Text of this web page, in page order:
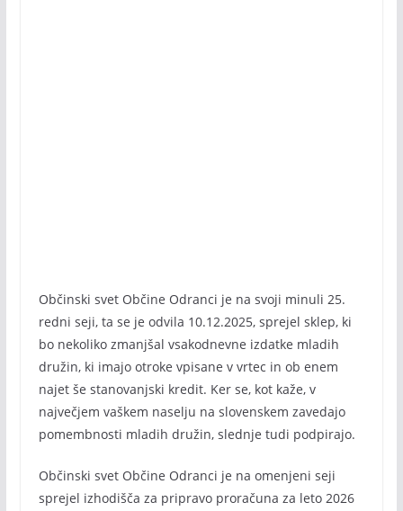
Občinski svet Občine Odranci je na svoji minuli 25.
redni seji, ta se je odvila 10.12.2025, sprejel sklep, ki
bo nekoliko zmanjšal vsakodnevne izdatke mladih
družin, ki imajo otroke vpisane v vrtec in ob enem
najet še stanovanjski kredit. Ker se, kot kaže, v
največjem vaškem naselju na slovenskem zavedajo
pomembnosti mladih družin, slednje tudi podpirajo.
Občinski svet Občine Odranci je na omenjeni seji
sprejel izhodišča za pripravo proračuna za leto 2026